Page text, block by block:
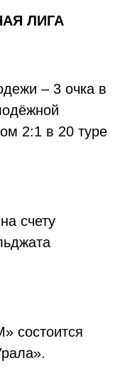
ЛИГА
– 3 очка в
2:1 в 20 туре
счету
состоится